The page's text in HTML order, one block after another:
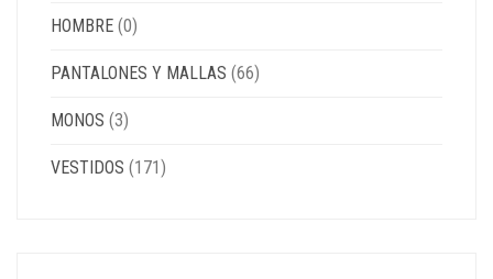
HOMBRE (0)
PANTALONES Y MALLAS (66)
MONOS (3)
VESTIDOS (171)